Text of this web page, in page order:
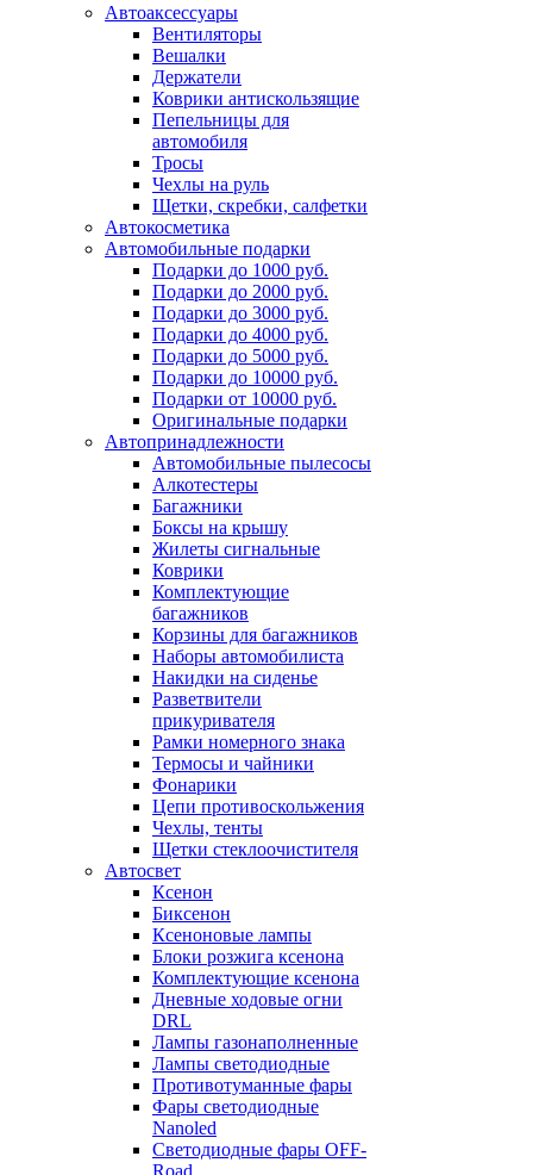
Автоаксессуары
Вентиляторы
Вешалки
Держатели
Коврики антискользящие
Пепельницы для
автомобиля
Тросы
Чехлы на руль
Щетки, скребки, салфетки
Автокосметика
Автомобильные подарки
Подарки до 1000 руб.
Подарки до 2000 руб.
Подарки до 3000 руб.
Подарки до 4000 руб.
Подарки до 5000 руб.
Подарки до 10000 руб.
Подарки от 10000 руб.
Оригинальные подарки
Автопринадлежности
Автомобильные пылесосы
Алкотестеры
Багажники
Боксы на крышу
Жилеты сигнальные
Коврики
Комплектующие
багажников
Корзины для багажников
Наборы автомобилиста
Накидки на сиденье
Разветвители
прикуривателя
Рамки номерного знака
Термосы и чайники
Фонарики
Цепи противоскольжения
Чехлы, тенты
Щетки стеклоочистителя
Автосвет
Ксенон
Биксенон
Ксеноновые лампы
Блоки розжига ксенона
Комплектующие ксенона
Дневные ходовые огни
DRL
Лампы газонаполненные
Лампы светодиодные
Противотуманные фары
Фары светодиодные
Nanoled
Светодиодные фары OFF-
Road